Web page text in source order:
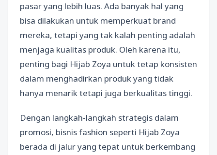
pasar yang lebih luas. Ada banyak hal yang
bisa dilakukan untuk memperkuat brand
mereka, tetapi yang tak kalah penting adalah
menjaga kualitas produk. Oleh karena itu,
penting bagi Hijab Zoya untuk tetap konsisten
dalam menghadirkan produk yang tidak
hanya menarik tetapi juga berkualitas tinggi.
Dengan langkah-langkah strategis dalam
promosi, bisnis fashion seperti Hijab Zoya
berada di jalur yang tepat untuk berkembang